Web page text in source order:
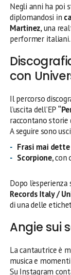
Negli anni ha poi
diplomandosi in
Martinez, una
performer italiani.
con
Il percorso
l’uscita dell’EP
raccontano
A seguire sono
Frasi mai dette
Scorpione, con
Dopo
Records Italy /
di una delle
Angie sui
La cantautrice è
musica e
Su Instagram